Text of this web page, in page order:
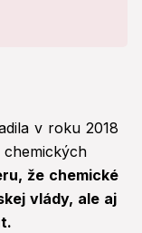
v roku 2018
že chemické
vlády, ale aj